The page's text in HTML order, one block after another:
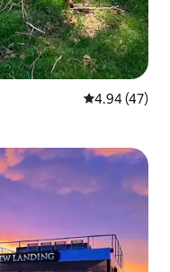
平均评分
4.94 (47)